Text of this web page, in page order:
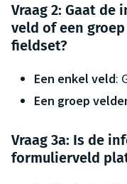
Vraag 2: Gaat
veld of een
fieldset?
Een enkel veld:
Een groep
Vraag 3a: Is de
formulierveld